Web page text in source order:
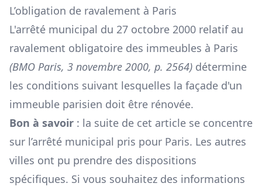
L’obligation de ravalement à Paris
L'arrêté municipal du 27 octobre 2000 relatif au
ravalement obligatoire des immeubles à Paris
(BMO Paris, 3 novembre 2000, p. 2564) détermine
les conditions suivant lesquelles la façade d'un
immeuble parisien doit être rénovée.
Bon à savoir : la suite de cet article se concentre
sur l’arrêté municipal pris pour Paris. Les autres
villes ont pu prendre des dispositions
spécifiques. Si vous souhaitez des informations